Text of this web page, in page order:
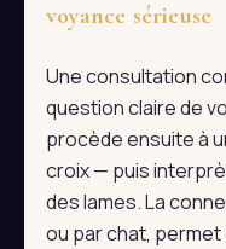
voyance sérieuse
Une consultation
question claire de
procède ensuite à
croix — puis
des lames. La
ou par chat,